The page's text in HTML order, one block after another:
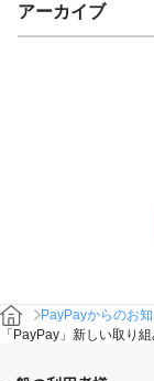
アーカイブ
PayPayからのお
「PayPay」新しい取り